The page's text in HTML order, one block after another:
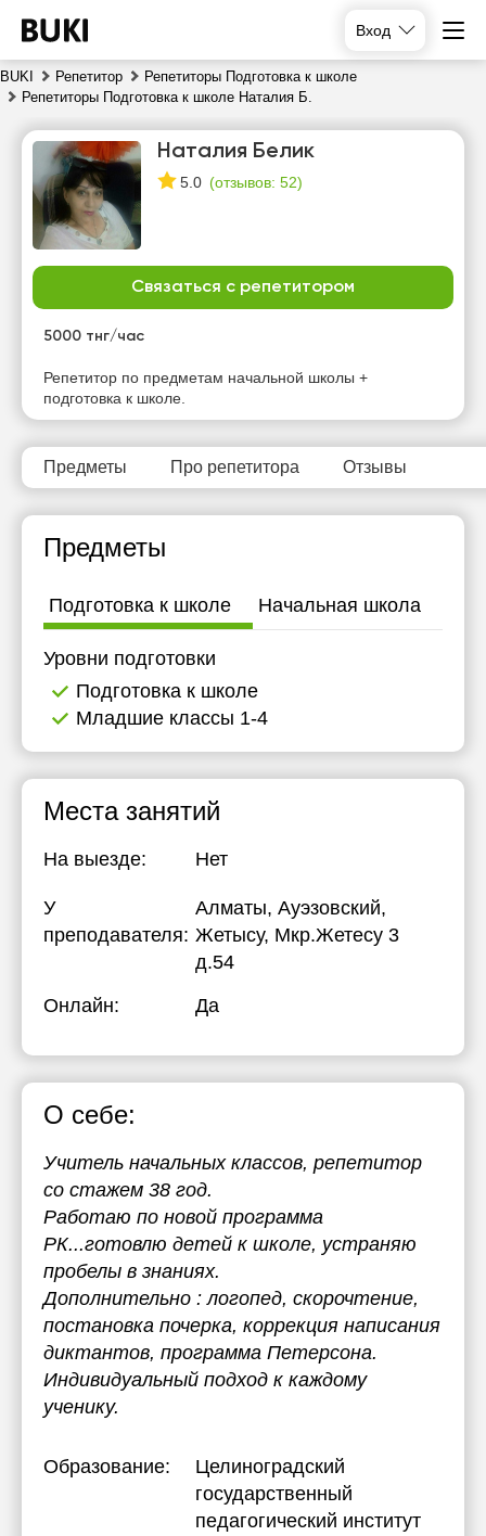
Вход
BUKI Репетитор
Репетиторы Подготовка к школе
Репетиторы Подготовка к школе Наталия Б.
Наталия Белик
5.0 (отзывов: 52)
Связаться с репетитором
5000 тнг/час
Репетитор по предметам начальной школы +
подготовка к школе.
Предметы Про репетитора Отзывы
Предметы
Подготовка к школе Начальная школа
Уровни подготовки
Подготовка к школе
Младшие классы 1-4
Места занятий
На выезде: Нет
У
преподавателя:
Алматы, Ауэзовский,
Жетысу, Мкр.Жетесу 3
д.54
Онлайн:
Да
О себе:
Учитель начальных классов, репетитор
со стажем 38 год.
Работаю по новой программа
РК...готовлю детей к школе, устраняю
пробелы в знаниях.
Дополнительно : логопед, скорочтение,
постановка почерка, коррекция написания
диктантов, программа Петерсона.
Индивидуальный подход к каждому
ученику.
Образование:
Целиноградский
государственный
педагогический институт
пн
вт
11:00
Нет
свободных
Нет